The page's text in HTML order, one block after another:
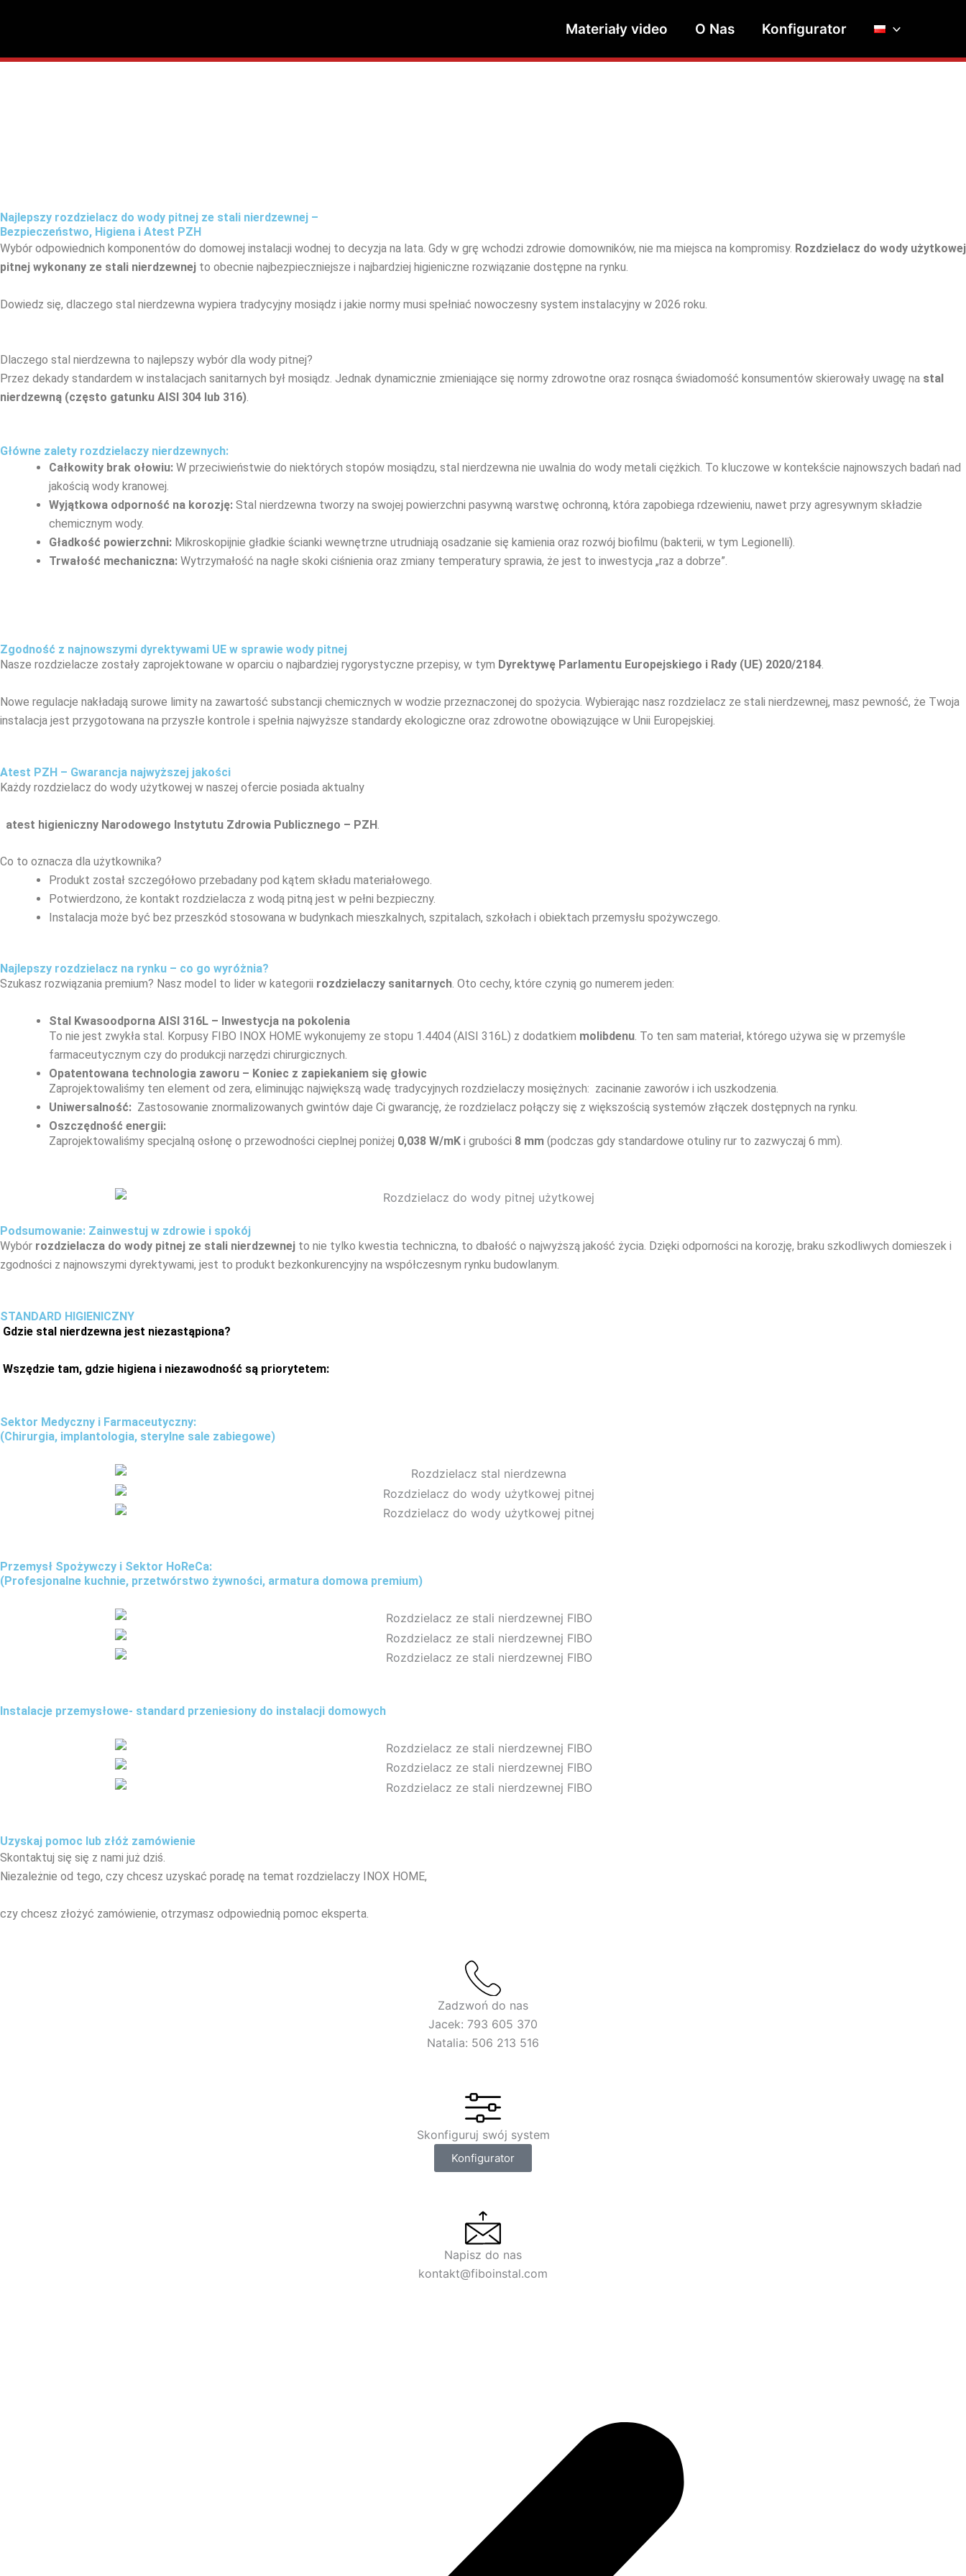
Materiały video O Nas Konfigurator
Najlepszy rozdzielacz do wody pitnej ze stali nierdzewnej –
Bezpieczeństwo, Higiena i Atest PZH
Wybór odpowiednich komponentów do domowej instalacji wodnej to decyzja na lata. Gdy w grę wchodzi zdrowie domowników, nie ma miejsca na kompromisy. Rozdzielacz do wody użytkowej
pitnej wykonany ze stali nierdzewnej to obecnie najbezpieczniejsze i najbardziej higieniczne rozwiązanie dostępne na rynku.
Dowiedz się, dlaczego stal nierdzewna wypiera tradycyjny mosiądz i jakie normy musi spełniać nowoczesny system instalacyjny w 2026 roku.
Dlaczego stal nierdzewna to najlepszy wybór dla wody pitnej?
Przez dekady standardem w instalacjach sanitarnych był mosiądz. Jednak dynamicznie zmieniające się normy zdrowotne oraz rosnąca świadomość konsumentów skierowały uwagę na stal
nierdzewną (często gatunku AISI 304 lub 316).
Główne zalety rozdzielaczy nierdzewnych:
Całkowity brak ołowiu: W przeciwieństwie do niektórych stopów mosiądzu, stal nierdzewna nie uwalnia do wody metali ciężkich. To kluczowe w kontekście najnowszych badań nad
jakością wody kranowej.
Wyjątkowa odporność na korozję: Stal nierdzewna tworzy na swojej powierzchni pasywną warstwę ochronną, która zapobiega rdzewieniu, nawet przy agresywnym składzie
chemicznym wody.
Gładkość powierzchni: Mikroskopijnie gładkie ścianki wewnętrzne utrudniają osadzanie się kamienia oraz rozwój biofilmu (bakterii, w tym Legionelli).
Trwałość mechaniczna: Wytrzymałość na nagłe skoki ciśnienia oraz zmiany temperatury sprawia, że jest to inwestycja „raz a dobrze”.
Zgodność z najnowszymi dyrektywami UE w sprawie wody pitnej
Nasze rozdzielacze zostały zaprojektowane w oparciu o najbardziej rygorystyczne przepisy, w tym Dyrektywę Parlamentu Europejskiego i Rady (UE) 2020/2184.
Nowe regulacje nakładają surowe limity na zawartość substancji chemicznych w wodzie przeznaczonej do spożycia. Wybierając nasz rozdzielacz ze stali nierdzewnej, masz pewność, że Twoja
instalacja jest przygotowana na przyszłe kontrole i spełnia najwyższe standardy ekologiczne oraz zdrowotne obowiązujące w Unii Europejskiej.
Atest PZH – Gwarancja najwyższej jakości
Każdy rozdzielacz do wody użytkowej w naszej ofercie posiada aktualny
atest higieniczny Narodowego Instytutu Zdrowia Publicznego – PZH
Co to oznacza dla użytkownika?
Produkt został szczegółowo przebadany pod kątem składu materiałowego.
Potwierdzono, że kontakt rozdzielacza z wodą pitną jest w pełni bezpieczny.
Instalacja może być bez przeszkód stosowana w budynkach mieszkalnych, szpitalach, szkołach i obiektach przemysłu spożywczego.
Najlepszy rozdzielacz na rynku – co go wyróżnia?
Szukasz rozwiązania premium? Nasz model to lider w kategorii rozdzielaczy sanitarnych. Oto cechy, które czynią go numerem jeden:
Stal Kwasoodporna AISI 316L – Inwestycja na pokolenia
To nie jest zwykła stal. Korpusy FIBO INOX HOME wykonujemy ze stopu 1.4404 (AISI 316L) z dodatkiem molibdenu. To ten sam materiał, którego używa się w przemyśle
farmaceutycznym czy do produkcji narzędzi chirurgicznych.
Opatentowana technologia zaworu – Koniec z zapiekaniem się głowic
Zaprojektowaliśmy ten element od zera, eliminując największą wadę tradycyjnych rozdzielaczy mosiężnych: zacinanie zaworów i ich uszkodzenia.
Uniwersalność: Zastosowanie znormalizowanych gwintów daje Ci gwarancję, że rozdzielacz połączy się z większością systemów złączek dostępnych na rynku.
Oszczędność energii:
Zaprojektowaliśmy specjalną osłonę o przewodności cieplnej poniżej 0,038 W/mK i grubości 8 mm (podczas gdy standardowe otuliny rur to zazwyczaj 6 mm).
Podsumowanie: Zainwestuj w zdrowie i spokój
Wybór rozdzielacza do wody pitnej ze stali nierdzewnej to nie tylko kwestia techniczna, to dbałość o najwyższą jakość życia. Dzięki odporności na korozję, braku szkodliwych domieszek i
zgodności z najnowszymi dyrektywami, jest to produkt bezkonkurencyjny na współczesnym rynku budowlanym.
STANDARD HIGIENICZNY
Gdzie stal nierdzewna jest niezastąpiona?
Wszędzie tam, gdzie higiena i niezawodność są priorytetem:
Sektor Medyczny i Farmaceutyczny:
(Chirurgia, implantologia, sterylne sale zabiegowe)
Przemysł Spożywczy i Sektor HoReCa:
(Profesjonalne kuchnie, przetwórstwo żywności, armatura domowa premium)
Instalacje przemysłowe- standard przeniesiony do instalacji domowych
Uzyskaj pomoc lub złóż zamówienie
Skontaktuj się się z nami już dziś.
Niezależnie od tego, czy chcesz uzyskać poradę na temat rozdzielaczy INOX HOME,
czy chcesz złożyć zamówienie, otrzymasz odpowiednią pomoc eksperta.
Zadzwoń do nas
Jacek: 793 605 370
Natalia: 506 213 516
Skonfiguruj swój system
Konfigurator
Napisz do nas
kontakt@fiboinstal.com